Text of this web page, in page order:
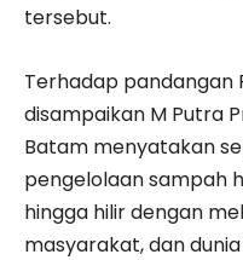
tersebut.
Terhadap pandangan
disampaikan M Putra
Batam menyatakan
pengelolaan sampah
hingga hilir dengan
masyarakat, dan